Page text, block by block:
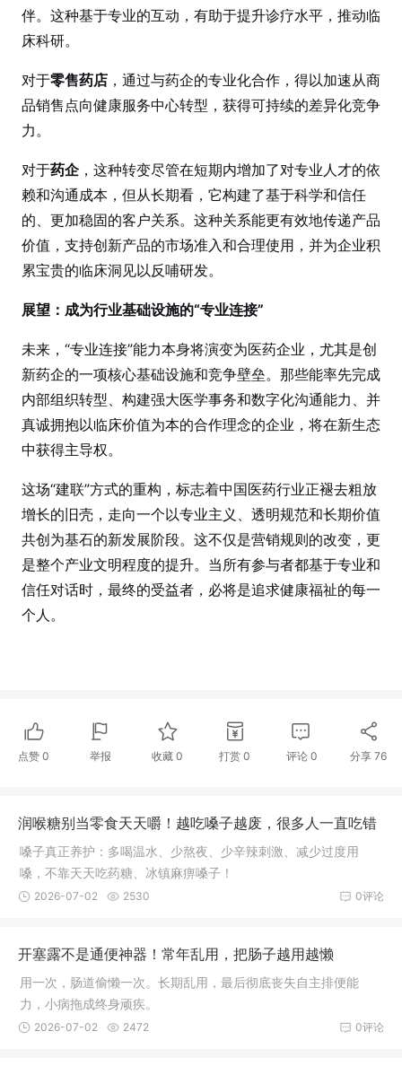
伴。这种基于专业的互动，有助于提升诊疗水平，推动临
床科研。
对于零售药店 ，通过与药企的专业化合作，得以加速从商
品销售点向健康服务中心转型，获得可持续的差异化竞争
力。
对于药企，这种转变尽管在短期内增加了对专业人才的依
赖和沟通成本，但从长期看，它构建了基于科学和信任
的、更加稳固的客户关系。这种关系能更有效地传递产品
价值，支持创新产品的市场准入和合理使用，并为企业积
累宝贵的临床洞见以反哺研发。
展望：成为行业基础设施的“专业连接”
未来，“专业连接”能力本身将演变为医药企业，尤其是创
新药企的一项核心基础设施和竞争壁垒。那些能率先完成
内部组织转型、构建强大医学事务和数字化沟通能力、并
真诚拥抱以临床价值为本的合作理念的企业，将在新生态
中获得主导权。
这场“建联”方式的重构，标志着中国医药行业正褪去粗放
增长的旧壳，走向一个以专业主义、透明规范和长期价值
共创为基石的新发展阶段。这不仅是营销规则的改变，更
是整个产业文明程度的提升。当所有参与者都基于专业和
信任对话时，最终的受益者，必将是追求健康福祉的每一
个人。
点赞 0 举报 收藏0 打赏 0 评论 0 分享76
润喉糖别当零食天天嚼！越吃嗓子越废，很多人一直吃错
嗓子真正养护：多喝温水、少熬夜、少辛辣刺激、减少过度用
嗓，不靠天天吃药糖、冰镇麻痹嗓子！
0评论
2026-07-02 2530
开塞露不是通便神器！常年乱用，把肠子越用越懒
用一次，肠道偷懒一次。长期乱用，最后彻底丧失自主排便能
力，小病拖成终身顽疾。
0评论
2026-07-02 2472